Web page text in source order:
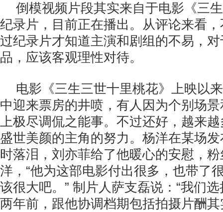
倒模视频片段其实来自于电影《三
纪录片，目前正在播出。从评论来看
过纪录片才知道主演和剧组的不易，
品，应该客观理性对待。
电影《三生三世十里桃花》上映以
中迎来票房的井喷，有人因为个别场
上极尽调侃之能事。不过还好，越来
盛世美颜的主角的努力。杨洋在某场
时落泪，刘亦菲给了他暖心的安慰，
洋，“他为这部电影付出很多，也带了
该很大吧。” 制片人萨支磊说：“我们
两年前，跟他协调档期包括拍摄片酬